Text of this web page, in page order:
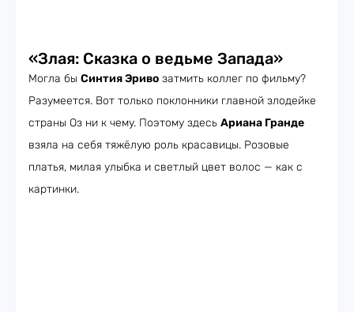
«Злая: Сказка о ведьме Запада»
Могла бы Синтия Эриво затмить коллег по фильму?
Разумеется. Вот только поклонники главной злодейке
страны Оз ни к чему. Поэтому здесь Ариана Гранде
взяла на себя тяжёлую роль красавицы. Розовые
платья, милая улыбка и светлый цвет волос — как с
картинки.